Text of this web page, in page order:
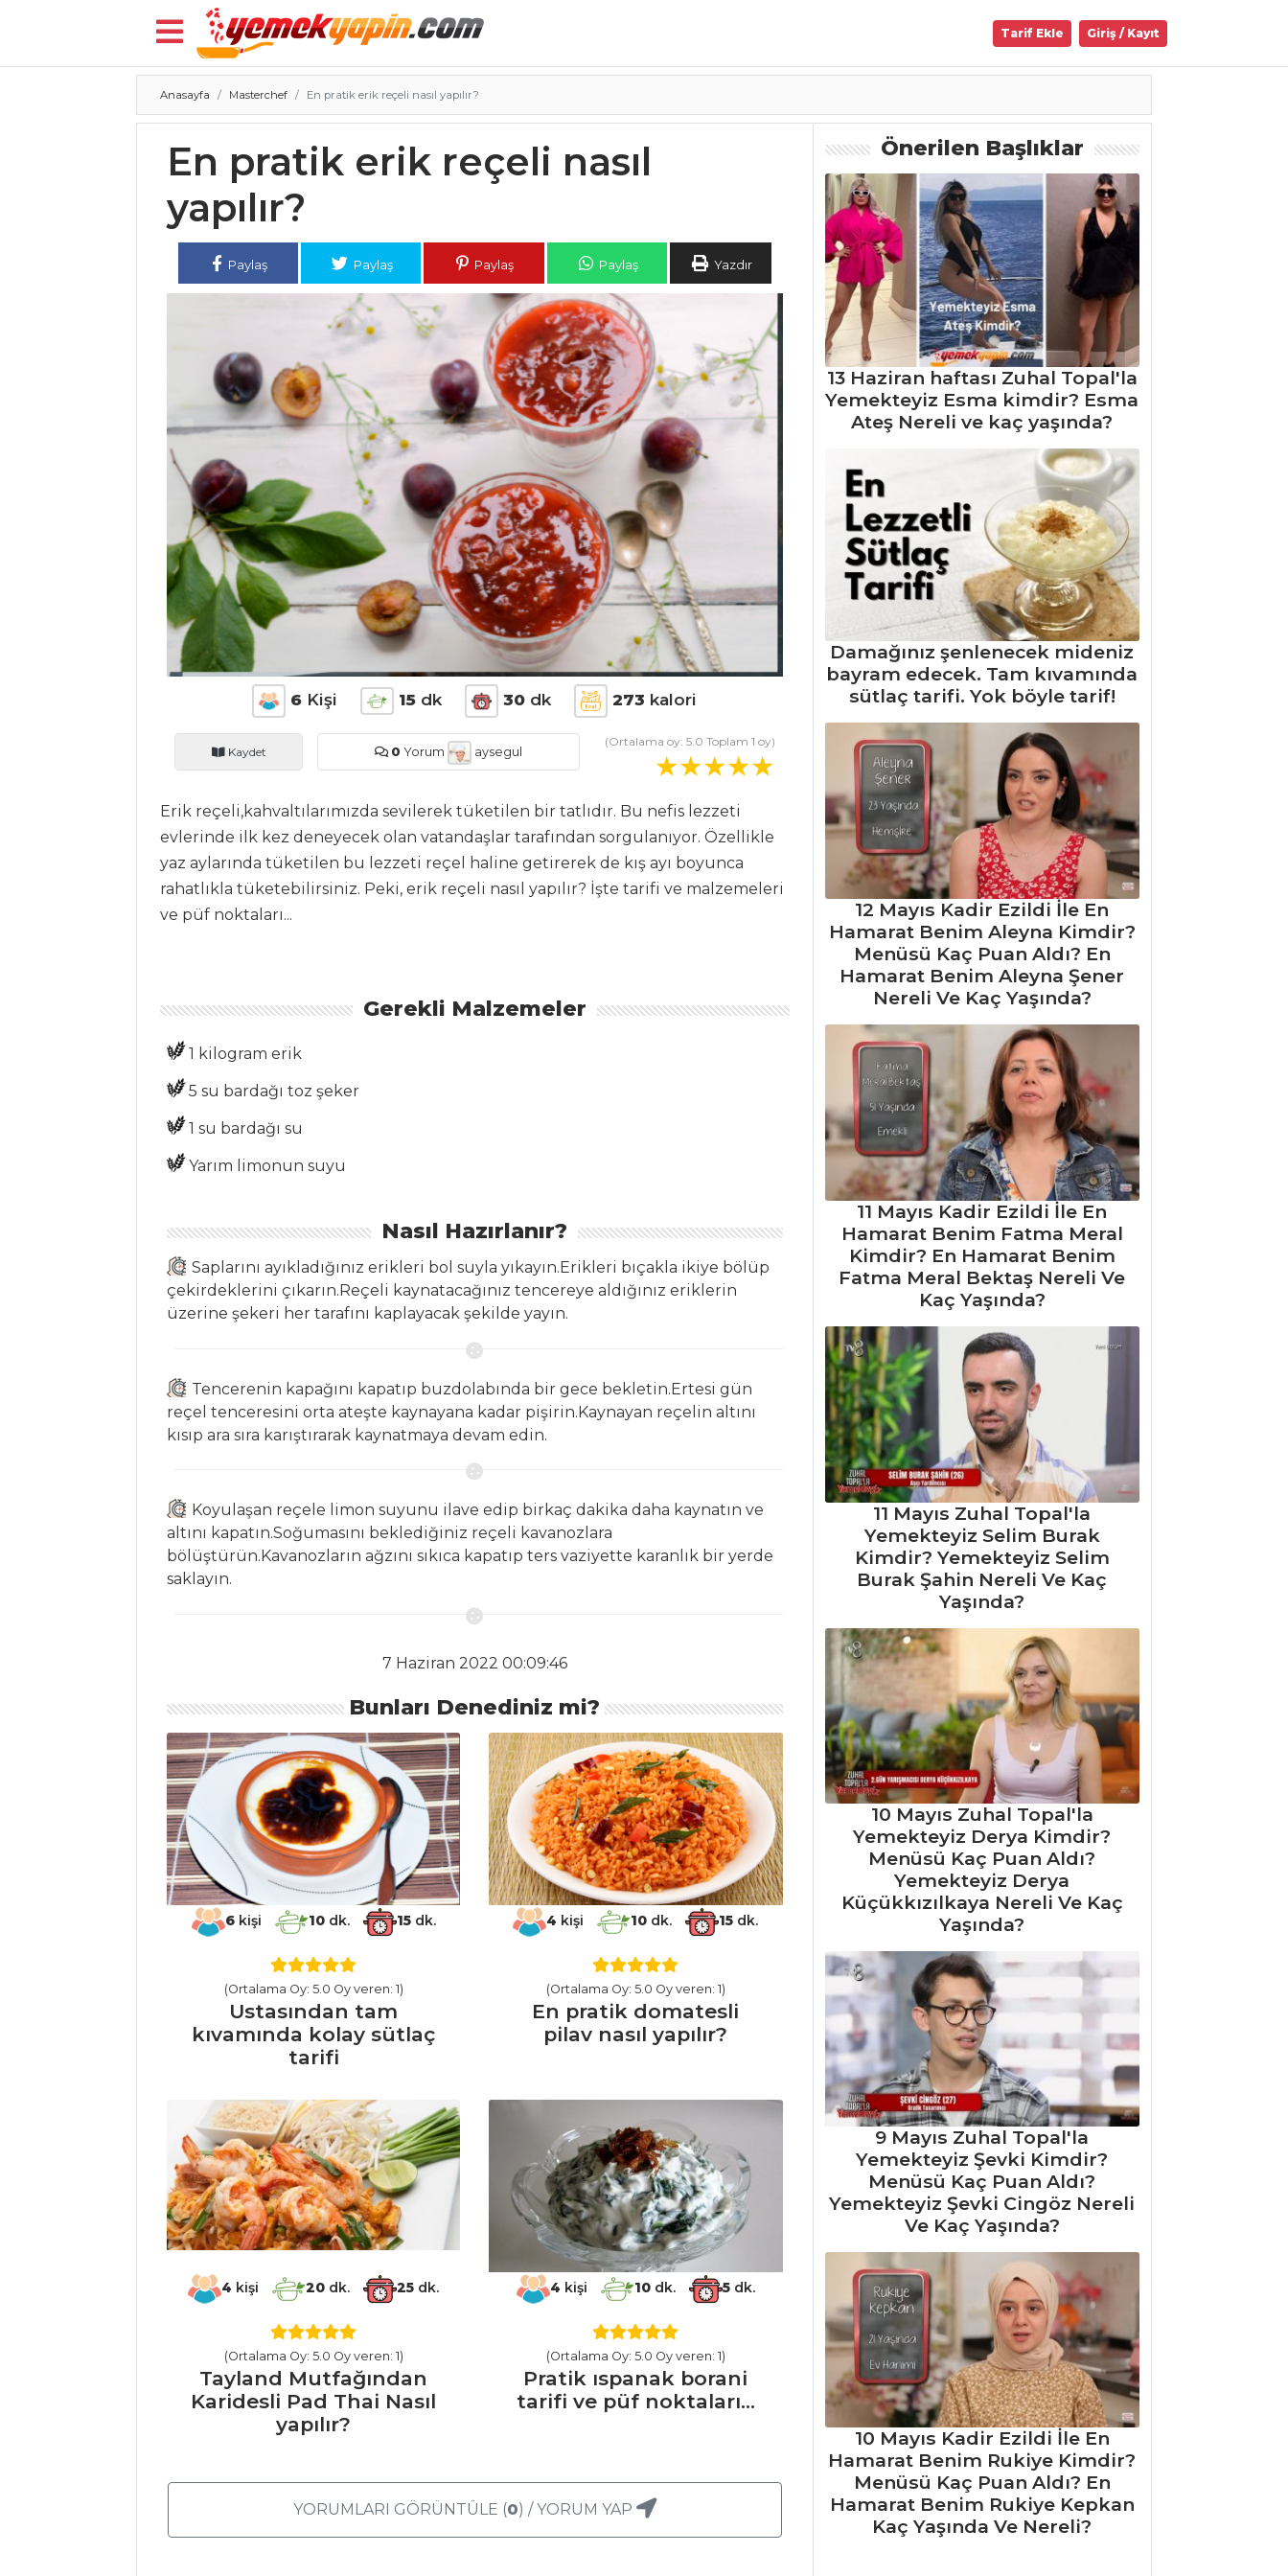
ŞEFİN TARİFLERİ
Kategoriler
MASTERCHEF
Şeflerden tam
Masterchef Tüm
KURUYEMİŞLİ KEK
ET YEMEKLERI
Palamut Köftesi
Et Yemekleri Tüm
Naneli Limon
Zerdeçallı Ayran
Tarif Ekle Giriş / Kayıt
Anasayfa Masterchef En pratik erik reçeli nasıl yapılır?
En pratik erik reçeli nasıl
yapılır?
Paylaş Paylaş Paylaş Paylaş Yazdır
6 Kişi 15 dk 30 dk 273 kalori
Kaydet 0 Yorum aysegul
(Ortalama oy: 5.0 Toplam 1 oy)
Erik reçeli,kahvaltılarımızda sevilerek tüketilen bir tatlıdır. Bu nefis lezzeti
evlerinde ilk kez deneyecek olan vatandaşlar tarafından sorgulanıyor. Özellikle
yaz aylarında tüketilen bu lezzeti reçel haline getirerek de kış ayı boyunca
rahatlıkla tüketebilirsiniz. Peki, erik reçeli nasıl yapılır? İşte tarifi ve malzemeleri
ve püf noktaları...
Gerekli Malzemeler
1 kilogram erik
5 su bardağı toz şeker
1 su bardağı su
Yarım limonun suyu
Nasıl Hazırlanır?
Saplarını ayıkladığınız erikleri bol suyla yıkayın.Erikleri bıçakla ikiye bölüp
çekirdeklerini çıkarın.Reçeli kaynatacağınız tencereye aldığınız eriklerin
üzerine şekeri her tarafını kaplayacak şekilde yayın.
Tencerenin kapağını kapatıp buzdolabında bir gece bekletin.Ertesi gün
reçel tenceresini orta ateşte kaynayana kadar pişirin.Kaynayan reçelin altını
kısıp ara sıra karıştırarak kaynatmaya devam edin.
Koyulaşan reçele limon suyunu ilave edip birkaç dakika daha kaynatın ve
altını kapatın.Soğumasını beklediğiniz reçeli kavanozlara
bölüştürün.Kavanozların ağzını sıkıca kapatıp ters vaziyette karanlık bir yerde
saklayın.
7 Haziran 2022 00:09:46
Bunları Denediniz mi?
6kişi 10dk. 15dk.
(Ortalama Oy: 5.0 Oy veren: 1)
Ustasından tam
kıvamında kolay sütlaç
tarifi
4 kişi 10 dk. 15 dk.
(Ortalama Oy: 5.0 Oy veren: 1)
En pratik domatesli
pilav nasıl yapılır?
4 kişi 20 dk. 25 dk.
(Ortalama Oy: 5.0 Oy veren: 1)
Tayland Mutfağından
Karidesli Pad Thai Nasıl
yapılır?
4 kişi 10dk. 5dk.
(Ortalama Oy: 5.0 Oy veren: 1)
Pratik ıspanak borani
tarifi ve püf noktaları...
YORUMLARI GÖRÜNTÜLE (0) / YORUM YAP
Önerilen Başlıklar
13 Haziran haftası Zuhal Topal'la
Yemekteyiz Esma kimdir? Esma
Ateş Nereli ve kaç yaşında?
Damağınız şenlenecek mideniz
bayram edecek. Tam kıvamında
sütlaç tarifi. Yok böyle tarif!
12 Mayıs Kadir Ezildi İle En
Hamarat Benim Aleyna Kimdir?
Menüsü Kaç Puan Aldı? En
Hamarat Benim Aleyna Şener
Nereli Ve Kaç Yaşında?
11 Mayıs Kadir Ezildi İle En
Hamarat Benim Fatma Meral
Kimdir? En Hamarat Benim
Fatma Meral Bektaş Nereli Ve
Kaç Yaşında?
11 Mayıs Zuhal Topal'la
Yemekteyiz Selim Burak
Kimdir? Yemekteyiz Selim
Burak Şahin Nereli Ve Kaç
Yaşında?
10 Mayıs Zuhal Topal'la
Yemekteyiz Derya Kimdir?
Menüsü Kaç Puan Aldı?
Yemekteyiz Derya
Küçükkızılkaya Nereli Ve Kaç
Yaşında?
9 Mayıs Zuhal Topal'la
Yemekteyiz Şevki Kimdir?
Menüsü Kaç Puan Aldı?
Yemekteyiz Şevki Cingöz Nereli
Ve Kaç Yaşında?
10 Mayıs Kadir Ezildi İle En
Hamarat Benim Rukiye Kimdir?
Menüsü Kaç Puan Aldı? En
Hamarat Benim Rukiye Kepkan
Kaç Yaşında Ve Nereli?